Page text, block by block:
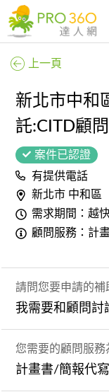
上一頁
新北市中和
託:CITD顧
案件已認證
有提供電話
新北市 中和區
需求期間：越
顧問服務：計
請問您要申請的補
我需要和顧問討
您需要的顧問服務
計畫書/簡報代寫